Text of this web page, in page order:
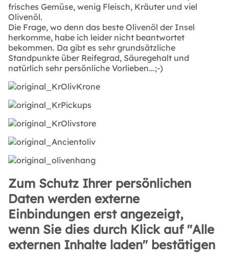
frisches Gemüse, wenig Fleisch, Kräuter und viel
Olivenöl.
Die Frage, wo denn das beste Olivenöl der Insel
herkomme, habe ich leider nicht beantwortet
bekommen. Da gibt es sehr grundsätzliche
Standpunkte über Reifegrad, Säuregehalt und
natürlich sehr persönliche Vorlieben...;-)
Zum Schutz Ihrer persönlichen
Daten werden externe
Einbindungen erst angezeigt,
wenn Sie dies durch Klick auf "Alle
externen Inhalte laden" bestätigen